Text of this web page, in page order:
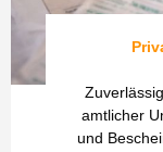
amtlicher
und